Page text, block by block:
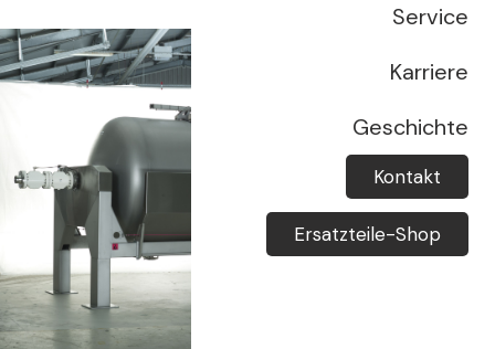
Service
Karriere
Geschichte
Kontakt
Ersatzteile-Shop